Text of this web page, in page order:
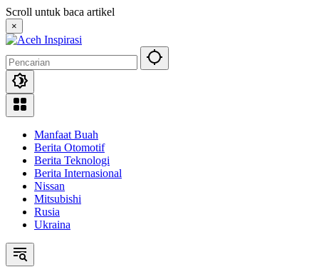
Langsung
ke
konten
Scroll untuk baca artikel
×
Manfaat Buah
Berita Otomotif
Berita Teknologi
Berita Internasional
Nissan
Mitsubishi
Rusia
Ukraina